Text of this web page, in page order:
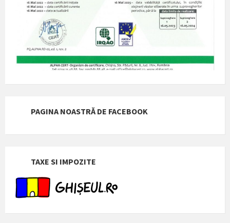
PAGINA NOASTRĂ DE FACEBOOK
TAXE SI IMPOZITE